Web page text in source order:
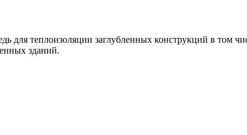
теплоизоляции заглубленных конструкций в том
зданий.